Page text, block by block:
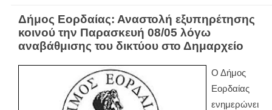
Δήμος Εορδαίας: Αναστολή εξυπηρέτησης
κοινού την Παρασκευή 08/05 λόγω
αναβάθμισης του δικτύου στο Δημαρχείο
Ο Δήμος
Εορδαίας
ενημερώνει